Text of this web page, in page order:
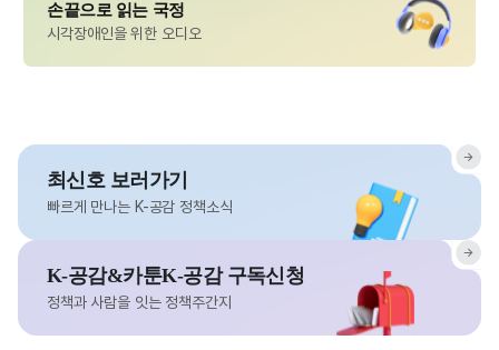
손끝으로 읽는 국정
시각장애인을 위한 오디오
최신호 보러가기
빠르게 만나는 K-공감 정책소식
K-공감&카툰K-공감 구독신청
정책과 사람을 잇는 정책주간지